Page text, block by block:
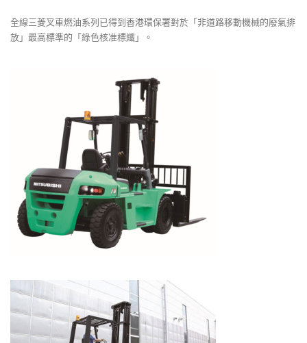
全線三菱叉車燃油系列已得到香港環保署對於「非道路移動機械的廢氣排
放」最高標準的「綠色核准標纖」。